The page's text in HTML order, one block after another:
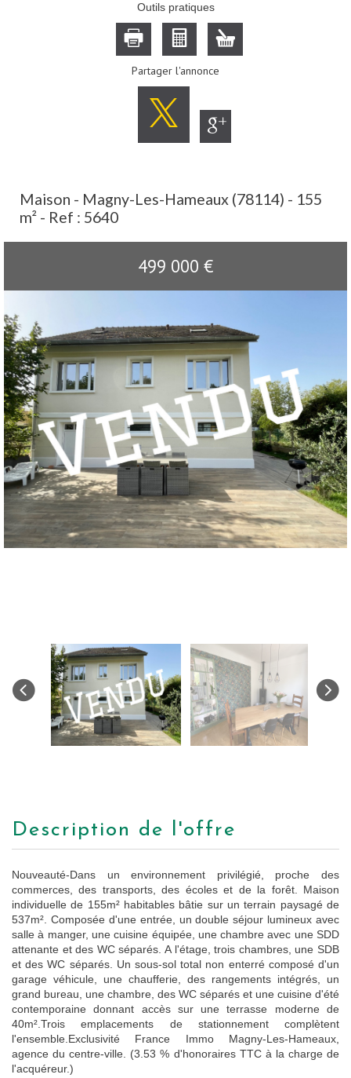
Outils pratiques
Partager l'annonce
Maison - Magny-Les-Hameaux (78114) - 155
m² - Ref : 5640
499 000 €
description de l'offre
Nouveauté-Dans un environnement privilégié, proche des
commerces, des transports, des écoles et de la forêt. Maison
individuelle de 155m² habitables bâtie sur un terrain paysagé de
537m². Composée d'une entrée, un double séjour lumineux avec
salle à manger, une cuisine équipée, une chambre avec une SDD
attenante et des WC séparés. A l'étage, trois chambres, une SDB
et des WC séparés. Un sous-sol total non enterré composé d'un
garage véhicule, une chaufferie, des rangements intégrés, un
grand bureau, une chambre, des WC séparés et une cuisine d'été
contemporaine donnant accès sur une terrasse moderne de
40m².Trois emplacements de stationnement complètent
l'ensemble.Exclusivité France Immo Magny-Les-Hameaux,
agence du centre-ville. (3.53 % d'honoraires TTC à la charge de
l'acquéreur.)